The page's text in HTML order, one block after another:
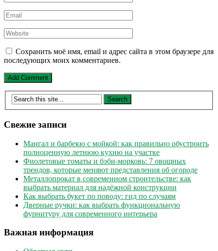
Сохранить моё имя, email и адрес сайта в этом браузере для
последующих моих комментариев.
Свежие записи
Мангал и барбекю с мойкой: как правильно обустроить
полноценную летнюю кухню на участке
Фиолетовые томаты и бэби-морковь: 7 овощных
трендов, которые меняют представления об огороде
Металлопрокат в современном строительстве: как
выбрать материал для надёжной конструкции
Как выбрать букет по поводу: гид по случаям
Дверные ручки: как выбрать функциональную
фурнитуру для современного интерьера
Важная информация